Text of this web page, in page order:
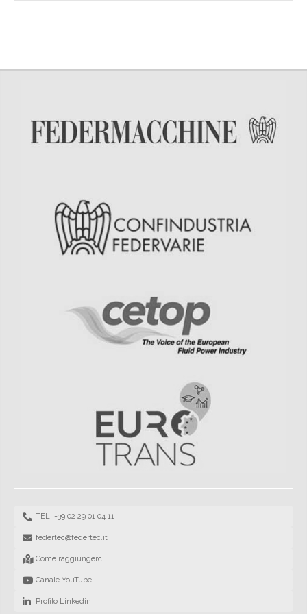
TEL: +39 02 29 01 04 11
federtec@federtec.it
Come raggiungerci
Canale YouTube
Profilo Linkedin